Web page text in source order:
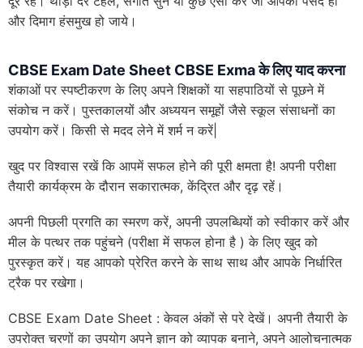
और दिमाग हंसमुख हो जाये।
CBSE Exam Date Sheet CBSE Exma के लिएयाद करना
शंकाओं पर स्पष्टीकरण के लिए अपने शिक्षकों या सहपाठियों से पूछने में
संकोच न करें। पुस्तकालयों और अध्ययन समूहों जैसे स्कूल संसाधनों का
उपयोग करें। किसी से मदद लेने में शर्म न करें|
खुद पर विश्वास रखें कि आपमें सफल होने की पूरी क्षमता है! अपनी परीक्षा
तैयारी कार्यक्रम के दौरान सकारात्मक, केंद्रित और दृढ़ रहें।
अपनी पिछली प्रगति का स्मरण करें, अपनी उपलब्धियों को स्वीकार करें और
मील के पत्थर तक पहुंचने (परीक्षा में सफल होना है ) के लिए खुद को
पुरस्कृत करें। यह आपको प्रेरित करने के साथ साथ और आपके निर्धारित
ट्रैक पर रखेगा।
CBSE Exam Date Sheet : केवल अंकों से परे देखें। अपनी तैयारी के
उपरोक्त चरणों का उपयोग अपने ज्ञान को व्यापक बनाने, अपने आलोचनात्मक